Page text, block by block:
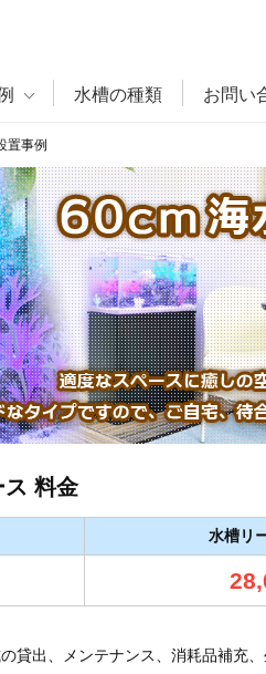
水槽の種類 お問い
置事例
料金
水槽リ
貸出、メンテナンス、消耗品補充